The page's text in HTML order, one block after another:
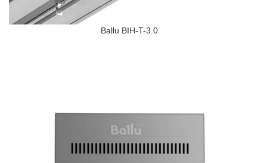
Ballu BIH-T-3.0